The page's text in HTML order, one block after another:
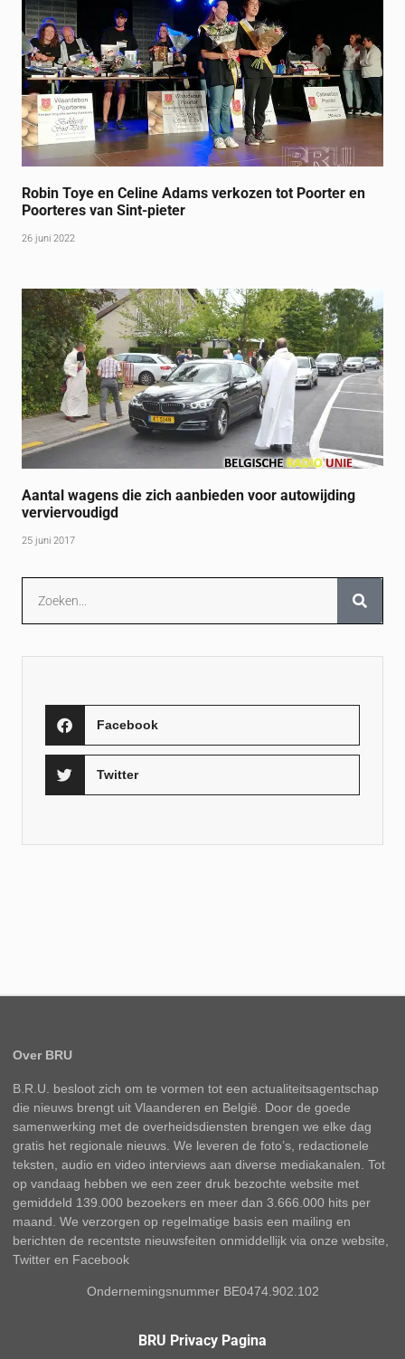
Robin Toye en Celine Adams verkozen tot Poorter en
Poorteres van Sint-pieter
26 juni 2022
Aantal wagens die zich aanbieden voor autowijding
verviervoudigd
25 juni 2017
Facebook
Twitter
Over BRU
B.R.U. besloot zich om te vormen tot een actualiteitsagentschap
die nieuws brengt uit Vlaanderen en België. Door de goede
samenwerking met de overheidsdiensten brengen we elke dag
gratis het regionale nieuws. We leveren de foto’s, redactionele
teksten, audio en video interviews aan diverse mediakanalen. Tot
op vandaag hebben we een zeer druk bezochte website met
gemiddeld 139.000 bezoekers en meer dan 3.666.000 hits per
maand. We verzorgen op regelmatige basis een mailing en
berichten de recentste nieuwsfeiten onmiddellijk via onze website,
Twitter en Facebook
Ondernemingsnummer BE0474.902.102
BRU Privacy Pagina